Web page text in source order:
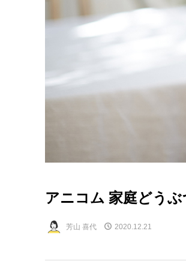
アニコム 家庭どう
芳山 喜代 2020.12.21